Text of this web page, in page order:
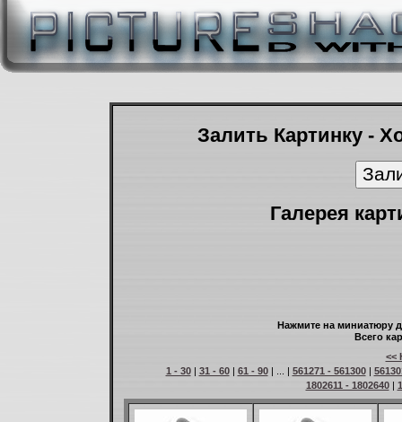
Залить Картинку -
Галерея
Нажмите на миниатюру
Всего
<<
1 - 30| 31 - 60| 61 - 90| ... | 561271 - 561300|
1802611 - 1802640|